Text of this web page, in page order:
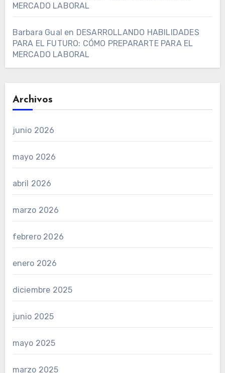
MERCADO LABORAL
Barbara Gual en DESARROLLANDO HABILIDADES
PARA EL FUTURO: CÓMO PREPARARTE PARA EL
MERCADO LABORAL
Archivos
junio 2026
mayo 2026
abril 2026
marzo 2026
febrero 2026
enero 2026
diciembre 2025
junio 2025
mayo 2025
marzo 2025